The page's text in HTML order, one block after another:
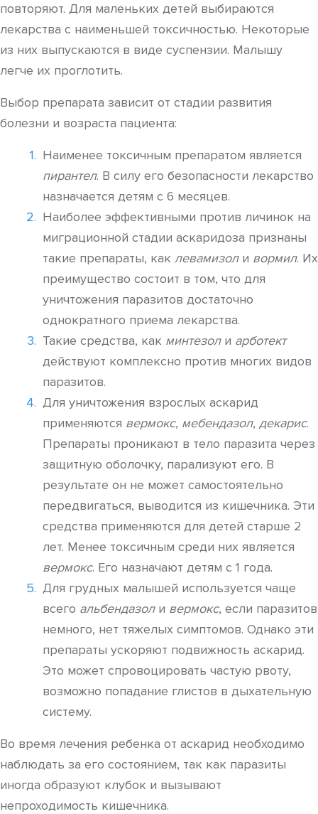
повторяют. Для маленьких детей выбираются
лекарства с наименьшей токсичностью. Некоторые
из них выпускаются в виде суспензии. Малышу
легче их проглотить.
Выбор препарата зависит от стадии развития
болезни и возраста пациента:
Наименее токсичным препаратом является
пирантел. В силу его безопасности лекарство
назначается детям с 6 месяцев.
Наиболее эффективными против личинок на
миграционной стадии аскаридоза признаны
такие препараты, как левамизоли вормил. Их
преимущество состоит в том, что для
уничтожения паразитов достаточно
однократного приема лекарства.
Такие средства, как минтезоли арботект
действуют комплексно против многих видов
паразитов.
Для уничтожения взрослых аскарид
применяются вермокс, мебендазол, декарис.
Препараты проникают в тело паразита через
защитную оболочку, парализуют его. В
результате он не может самостоятельно
передвигаться, выводится из кишечника. Эти
средства применяются для детей старше 2
лет. Менее токсичным среди них является
вермокс. Его назначают детям с 1 года.
Для грудных малышей используется чаще
всего альбендазоли вермокс, если паразитов
немного, нет тяжелых симптомов. Однако эти
препараты ускоряют подвижность аскарид.
Это может спровоцировать частую рвоту,
возможно попадание глистов в дыхательную
систему.
Во время лечения ребенка от аскарид необходимо
наблюдать за его состоянием, так как паразиты
иногда образуют клубок и вызывают
непроходимость кишечника.